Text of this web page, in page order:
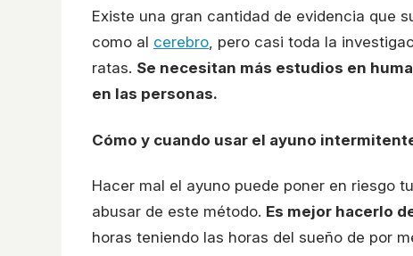
Existe una gran cantidad de evidencia que
como al cerebro, pero casi toda la
ratas. Se necesitan más estudios en
en las personas.
Cómo y cuando usar el ayuno
Hacer mal el ayuno puede poner en riesgo
abusar de este método. Es mejor hacerlo
horas teniendo las horas del sueño de por